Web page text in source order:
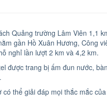
Quảng trường Lâm Viên 1,1
gần Hồ Xuân Hương, Công
nghỉ lần lượt 2 km và 4,2 km.
được trang bị ấm đun nước,
thể giải đáp mọi thắc mắc